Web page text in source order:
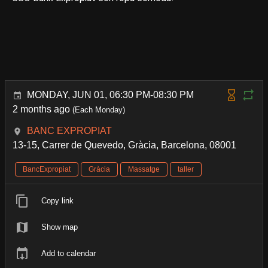
MONDAY, JUN 01, 06:30 PM-08:30 PM
2 months ago (Each Monday)
BANC EXPROPIAT
13-15, Carrer de Quevedo, Gràcia, Barcelona, 08001
BancExpropiat Gràcia Massatge taller
Copy link
Show map
Add to calendar